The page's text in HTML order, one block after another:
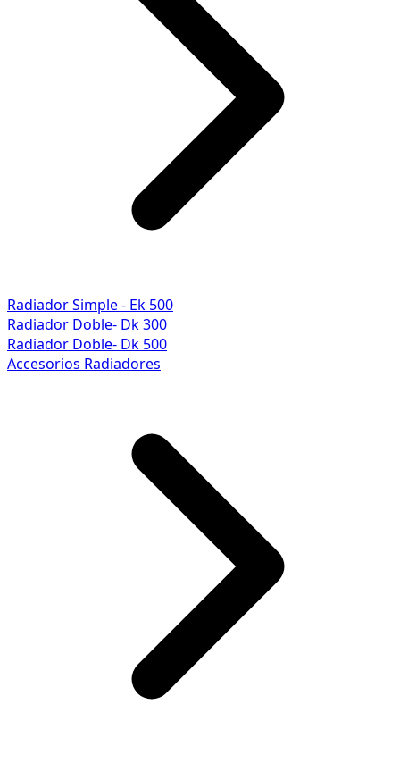
Radiador Simple - Ek 500
Radiador Doble- Dk 300
Radiador Doble- Dk 500
Accesorios Radiadores